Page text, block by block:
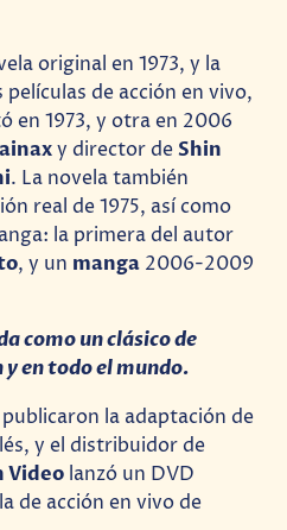
original en 1973, y la
de acción en vivo,
en 1973, y otra en 2006
y director deShin
. La novela también
real de 1975, así como
la primera del autor
, y un manga 2006-2009
como un clásico de
y en todo el mundo.
publicaron la adaptación de
y el distribuidor de
Video lanzó un DVD
de acción en vivo de